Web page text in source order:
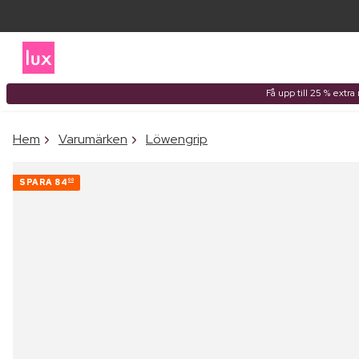
Få upp till 25 % extra
Hem Varumärken Löwengrip
SPARA 84 00